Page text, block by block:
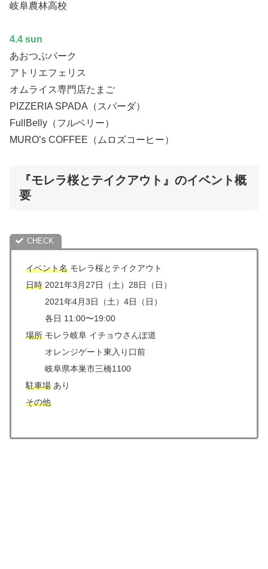
岐阜農林高校
4.4 sun
あおつぶパーク
アトリエフェリス
オムライス専門店たまご
PIZZERIA SPADA（スパーダ）
FullBelly（フルベリー）
MURO’s COFFEE（ムロズコーヒー）
『モレラ桜とテイクアウト』のイベント概
要
イベント名 モレラ桜とテイクアウト
日時 2021年3月27日（土）28日（日）
2021年4月3日（土）4日（日）
各日 11:00〜19:00
場所 モレラ岐阜 イチョウさんぽ道
オレンジゲート東入り口前
岐阜県本巣市三橋1100
駐車場 あり
その他